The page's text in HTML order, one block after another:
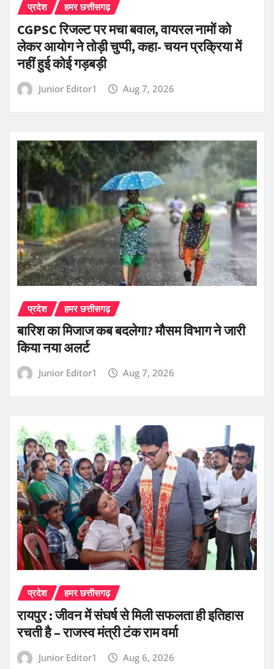
प्रदेश हमर छत्तीसगढ़
CGPSC रिजल्ट पर मचा बवाल, वायरल नामों को
लेकर आयोग ने तोड़ी चुप्पी, कहा- चयन प्रक्रिया में
नहीं हुई कोई गड़बड़ी
Junior Editor1 Aug 7, 2026
प्रदेश हमर छत्तीसगढ़
बारिश का मिजाज कब बदलेगा? मौसम विभाग ने जारी
किया नया अलर्ट
Junior Editor1 Aug 7, 2026
प्रदेश हमर छत्तीसगढ़
रायपुर : जीवन में संघर्ष से मिली सफलता ही इतिहास
रचती है – राजस्व मंत्री टंक राम वर्मा
Junior Editor1 Aug 6, 2026